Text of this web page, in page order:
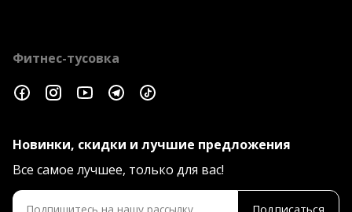
Фитнес-тусовка
Новинки, скидки и лучшие предложения
Все самое лучшее, только для вас!
Подписаться